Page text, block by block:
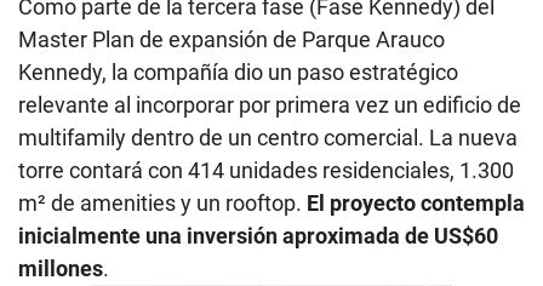
Como parte de la tercera fase (Fase Kennedy) del
Master Plan de expansión de Parque Arauco
Kennedy, la compañía dio un paso estratégico
relevante al incorporar por primera vez un edificio de
multifamily dentro de un centro comercial. La nueva
torre contará con 414 unidades residenciales, 1.300
m² de amenities y un rooftop. El proyecto contempla
inicialmente una inversión aproximada de US$60
millones.